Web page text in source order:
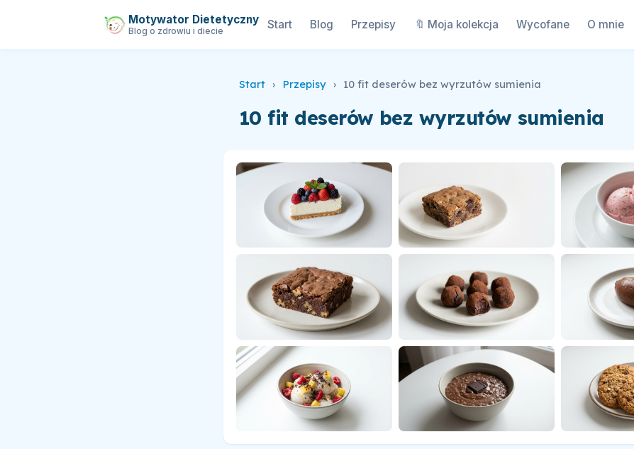
Motywator Dietetyczny
Blog o zdrowiu i diecie Start Blog Przepisy 🔖 Moja kolekcja Wycofane O mnie
Start › Przepisy › 10 fit deserów bez wyrzutów sumienia
10 fit deserów bez wyrzutów sumienia